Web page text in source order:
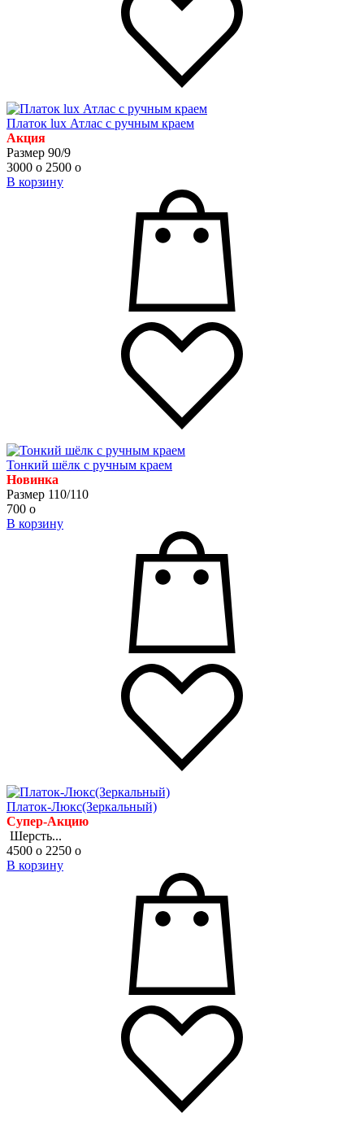
Платок lux Атлас с ручным краем
Акция
Размер 90/9
3000 o 2500 o
В корзину
Тонкий шёлк с ручным краем
Новинка
Размер 110/110
700 o
В корзину
Платок-Люкс(Зеркальный)
Супер-Акцию
Шерсть...
4500 o 2250 o
В корзину